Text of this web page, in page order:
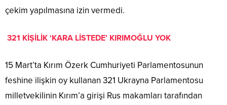
çekim yapılmasına izin vermedi.
321 KİŞİLİK ‘KARA LİSTEDE’ KIRIMOĞLU YOK
15 Mart’ta Kırım Özerk Cumhuriyeti Parlamentosunun
feshine ilişkin oy kullanan 321 Ukrayna Parlamentosu
milletvekilinin Kırım’a girişi Rus makamları tarafından